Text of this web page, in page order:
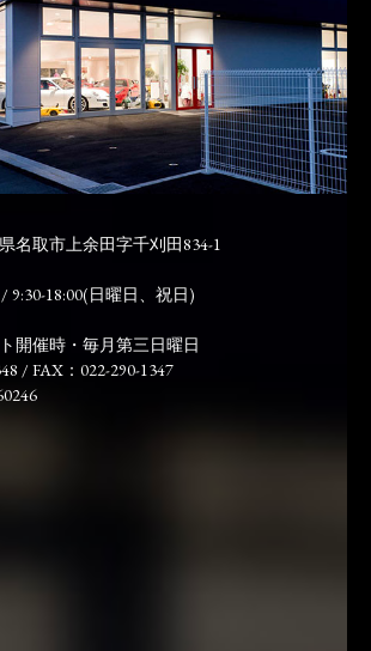
名取市上余田字千刈田834-1
9:30-18:00(日曜日、祝日)
開催時・毎月第三日曜日
/ FAX：022-290-1347